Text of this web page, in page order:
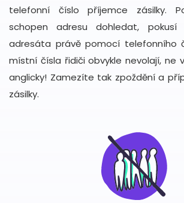
telefonní číslo příjemce zásilky.
schopen adresu dohledat,
adresáta právě pomocí telefonního
místní čísla řidiči obvykle nevolají, ne
anglicky! Zamezíte tak zpoždění a
zásilky.